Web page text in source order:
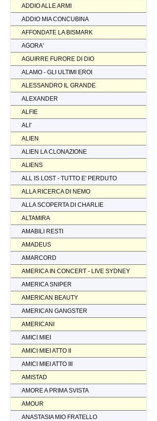
ADDIO ALLE ARMI
ADDIO MIA CONCUBINA
AFFONDATE LA BISMARK
AGORA'
AGUIRRE FURORE DI DIO
ALAMO - GLI ULTIMI EROI
ALESSANDRO IL GRANDE
ALEXANDER
ALFIE
ALI'
ALIEN
ALIEN LA CLONAZIONE
ALIENS
ALL IS LOST - TUTTO E' PERDUTO
ALLA RICERCA DI NEMO
ALLA SCOPERTA DI CHARLIE
ALTAMIRA
AMABILI RESTI
AMADEUS
AMARCORD
AMERICA IN CONCERT - LIVE SYDNEY
AMERICA SNIPER
AMERICAN BEAUTY
AMERICAN GANGSTER
AMERICANI
AMICI MIEI
AMICI MIEI ATTO II
AMICI MIEI ATTO III
AMISTAD
AMORE A PRIMA SVISTA
AMOUR
ANASTASIA MIO FRATELLO